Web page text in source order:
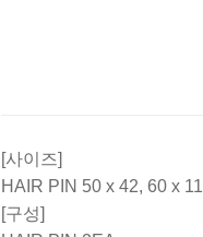
[사이즈]
HAIR PIN 50 x 42, 60 x 11
[구성]